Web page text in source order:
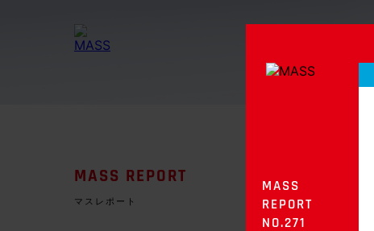
MASS REPORT
マスレポート
MASS
REPORT
NO.271